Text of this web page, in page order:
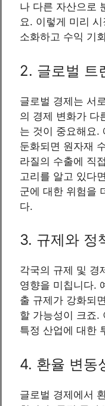
나 다른 자산으로
요. 이렇게 미리
소화하고 수익 기
2. 글로벌 트
글로벌 경제는 서
의 경제 변화가 다
는 것이 중요해요.
둔화되면 원자재
라질의 수출에 직
고리를 알고 있다
군에 대한 위험을
다.
3. 규제와 정
각국의 규제 및 경
영향을 미칩니다.
출 규제가 강화되
할 가능성이 크죠.
특정 산업에 대한
4. 환율 변동
글로벌 경제에서